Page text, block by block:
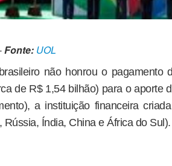
Fonte: UOL
não honrou o pagamento
de R$ 1,54 bilhão) para o aporte
a instituição financeira
Rússia, Índia, China e África do Sul).